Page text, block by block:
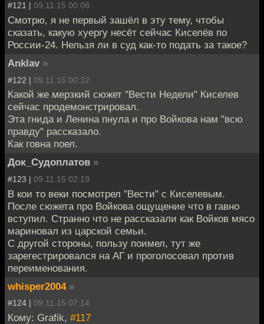
#121 | 09.11.15 00:08
Смотрю, я не первый зашёл в эту тему, чтобы
сказать, какую хуергу несёт сейчас Киселёв по
России-24. Нельзя ли в суд как-то подать за такое?
Anklav »
#122 | 09.11.15 00:32
Какой же мерзкий сюжет "Вести Недели" Киселев
сейчас продемонстрировал.
Эта гнида и Ленина пнула и про Войкова нам "всю
правду" рассказало.
Как говна поел.
Док_Судоплатов »
#123 | 09.11.15 02:19
В кои то веки посмотрел "Вести" с Киселевым.
После сюжета про Войкова ощущение что в гавно
вступил. Странно что не рассказали как Войков мясо
мариновал из царской семьи.
С другой стороны, пользу поимел, тут же
зарегестрировался на АГ и проголосовал против
переименования.
whisper2004 »
#124 | 09.11.15 07:14
Кому: Grafik, #117